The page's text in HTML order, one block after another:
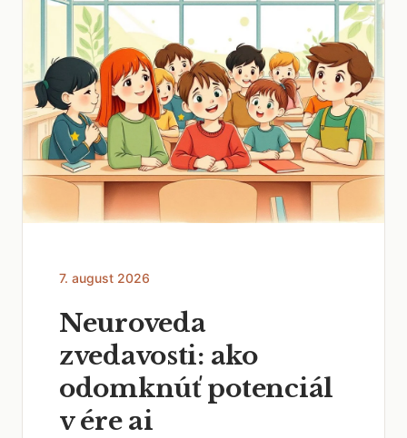
7. august 2026
Neuroveda
zvedavosti: ako
odomknúť potenciál
v ére ai